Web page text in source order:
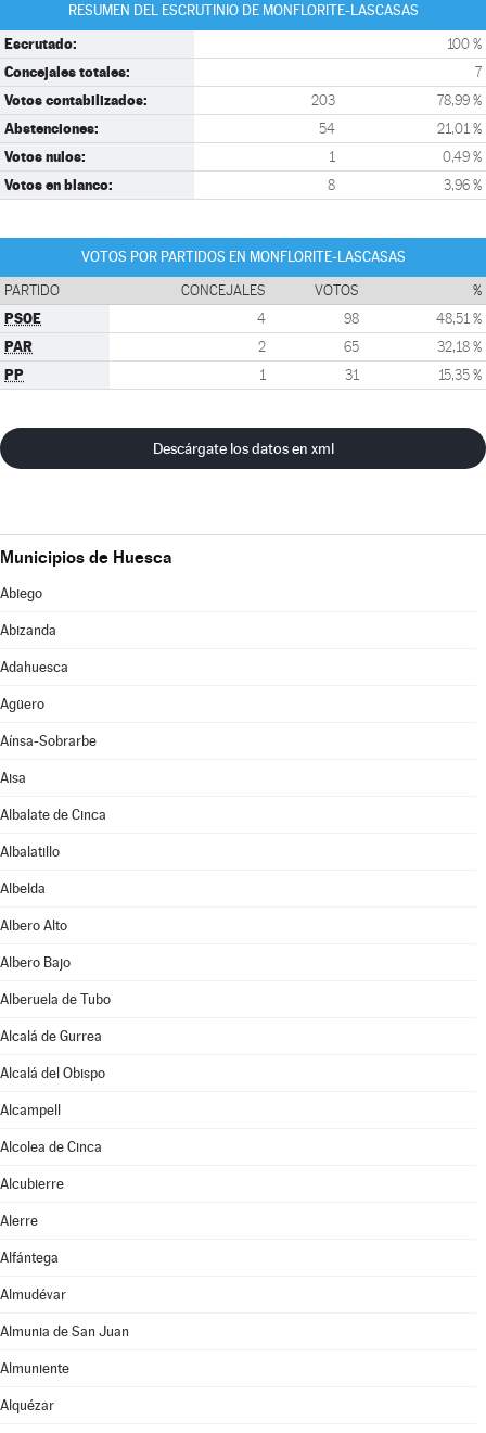
RESUMEN DEL ESCRUTINIO DE MONFLORITE-LASCASAS
Escrutado: 100 %
Concejales totales: 7
Votos contabilizados: 203 78,99 %
Abstenciones: 54 21,01 %
Votos nulos: 1 0,49 %
Votos en blanco: 8 3,96 %
VOTOS POR PARTIDOS EN MONFLORITE-LASCASAS
PARTIDO CONCEJALES VOTOS %
PSOE 4 98 48,51 %
PAR 2 65 32,18 %
PP 1 31 15,35 %
Descárgate los datos en xml
Municipios de Huesca
Abiego
Abizanda
Adahuesca
Agüero
Aínsa-Sobrarbe
Aisa
Albalate de Cinca
Albalatillo
Albelda
Albero Alto
Albero Bajo
Alberuela de Tubo
Alcalá de Gurrea
Alcalá del Obispo
Alcampell
Alcolea de Cinca
Alcubierre
Alerre
Alfántega
Almudévar
Almunia de San Juan
Almuniente
Alquézar